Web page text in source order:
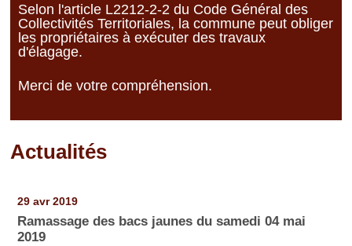
Selon l'article L2212-2-2 du Code Général des
Collectivités Territoriales, la commune peut obliger
les propriétaires à exécuter des travaux
d'élagage.
Merci de votre compréhension.
Actualités
29 avr 2019
Ramassage des bacs jaunes du samedi 04 mai
2019
Pages